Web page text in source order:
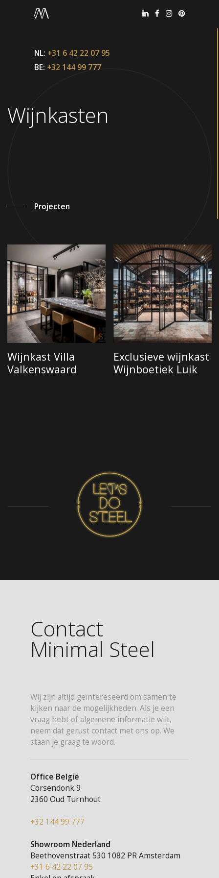
Office België
+32 144 99 777
+31 6 42 22 07 95
NL: +31 6 42 22 07 95
BE: +32 144 99 777
Wijnkasten
Projecten
Wijnkast Villa
Valkenswaard
Exclusieve wijnkast
Wijnboetiek Luik
Contact
Minimal Steel
Wij zijn altijd geïntereseerd om samen te
kijken naar de mogelijkheden. Als je een
vraag hebt of algemene informatie wilt,
neem dat gerust contact met ons op. We
staan je graag te woord.
Office België
Corsendonk 9
2360 Oud Turnhout
+32 144 99 777
Showroom Nederland
Beethovenstraat 530 1082 PR Amsterdam
+31 6 42 22 07 95